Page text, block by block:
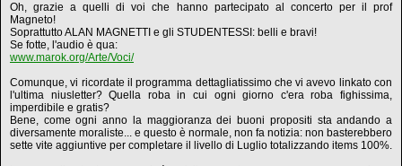
Oh, grazie a quelli di voi che hanno partecipato al concerto per il prof
Magneto!
Soprattutto ALAN MAGNETTI e gli STUDENTESSI: belli e bravi!
Se fotte, l'audio è qua:
www.marok.org/Arte/Voci/
Comunque, vi ricordate il programma dettagliatissimo che vi avevo linkato con
l'ultima niusletter? Quella roba in cui ogni giorno c'era roba fighissima,
imperdibile e gratis?
Bene, come ogni anno la maggioranza dei buoni propositi sta andando a
diversamente moraliste... e questo è normale, non fa notizia: non basterebbero
sette vite aggiuntive per completare il livello di Luglio totalizzando items 100%.